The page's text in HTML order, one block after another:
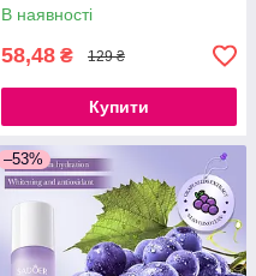
В наявності
58,48 ₴ 129 ₴
Купити
–53%